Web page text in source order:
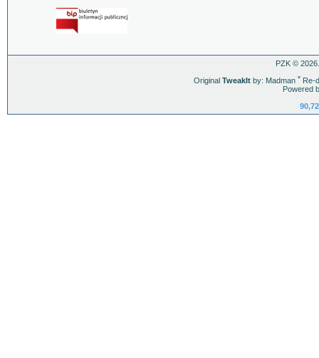
PZK ©
Original TweakItby: Madman ˇRe-
Powered